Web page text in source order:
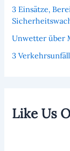
3 Einsätze,
Unwetter über
3
Like Us